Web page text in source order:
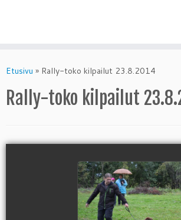
toEtusivu » Rally-toko kilpailut 23.8.2014
Rally-toko kilpailut
view picture